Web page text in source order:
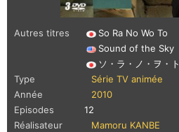
Autres titres
So Ra No Wo To
Sound of the Sky
ソ・ラ・ノ・ヲ・ト
Type
Série TV animée
Année
2010
Episodes
12
Réalisateur
Mamoru KANBE